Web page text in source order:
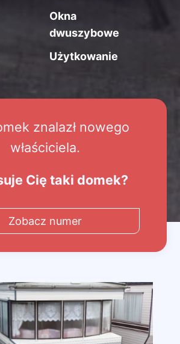
znalazł nowego
właściciela.
Cię taki domek?
Zobacz numer
Okna
dwuszybowe
Użytkowanie